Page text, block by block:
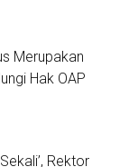
Merupakan
Hak OAP
Rektor